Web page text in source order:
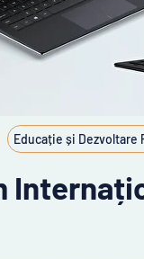
Educație și Dezvoltare